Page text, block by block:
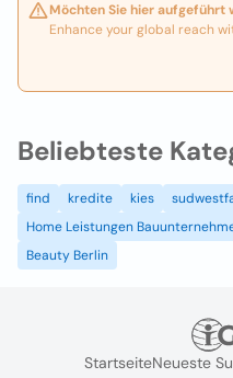
Möchten Sie hier aufgeführt
Enhance your global reach
Beliebteste
find kredite kies
Home Leistungen
Beauty Berlin
StartseiteNeueste